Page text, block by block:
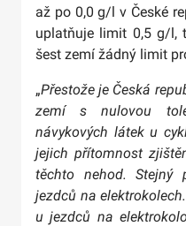
až po 0,0 g/l v České
uplatňuje limit 0,5 g/l,
šest zemí žádný limit
„Přestože je Česká
zemí s nulovou
návykových látek u
jejich přítomnost
těchto nehod.
jezdců na
u jezdců na